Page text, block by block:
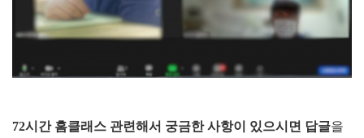
72시간 홈클래스 관련해서 궁금한 사항이 있으시면 답글을